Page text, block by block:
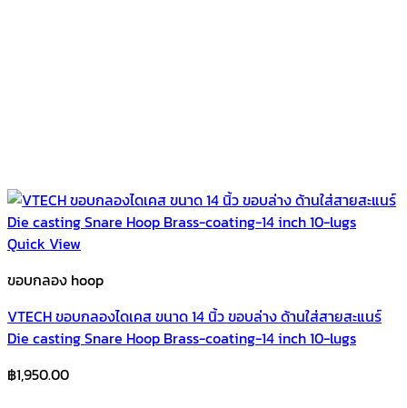
Quick View
ขอบกลอง hoop
VTECH ขอบกลองไดเคส ขนาด 14 นิ้ว ขอบล่าง ด้านใส่สายสะแนร์
Die casting Snare Hoop Brass-coating-14 inch 10-lugs
฿1,950.00